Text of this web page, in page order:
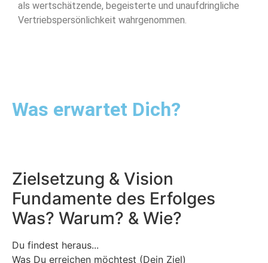
als wertschätzende, begeisterte und unaufdringliche
Vertriebspersönlichkeit wahrgenommen.
Was erwartet Dich?
Zielsetzung & Vision
Fundamente des Erfolges
Was? Warum? & Wie?
Du findest heraus...
Was Du erreichen möchtest (Dein Ziel)